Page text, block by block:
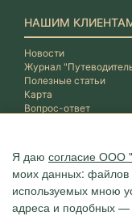
Я даю согласие ООО
моих данных: файлов
используемых мною
адреса и подобных
НАШИМ
Новости
Журнал
Полезные статьи
Карта
Вопрос-ответ